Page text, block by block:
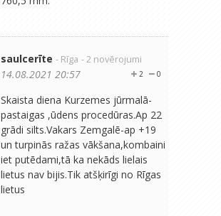
saulcerīte - Rīga - 2 novērojumi
0
2
14.08.2021 20:57
Skaista diena Kurzemes jūrmalā-
pastaigas ,ūdens procedūras.Ap 22
grādi silts.Vakars Zemgalē-ap +19
un turpinās ražas vākšana,kombaini
iet putēdami,tā ka nekāds lielais
lietus nav bijis.Tik atšķirīgi no Rīgas
lietus